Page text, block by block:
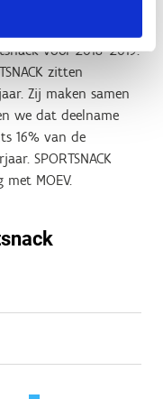
in de spreiding naar
voor 2018–2019.
zitten
Zij maken samen
we dat deelname
16% van de
SPORTSNACK
MOEV.